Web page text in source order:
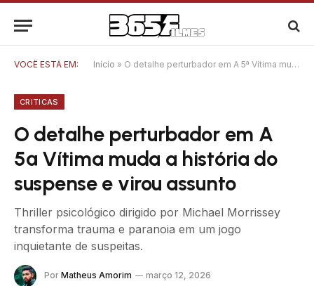
VOCÊ ESTÁ EM: Início » O detalhe perturbador em A 5ª Vítima muda a história do suspense e virou assunto
CRITICAS
O detalhe perturbador em A
5ª Vítima muda a história do
suspense e virou assunto
Thriller psicológico dirigido por Michael Morrissey
transforma trauma e paranoia em um jogo
inquietante de suspeitas.
Por Matheus Amorim
março 12, 2026